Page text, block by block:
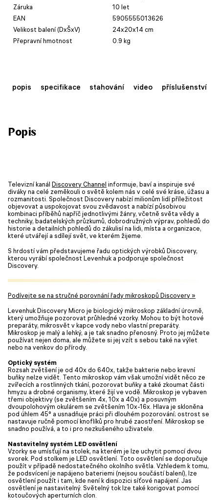
Záruka
10 let
EAN
5905555013626
Velikost balení (DxŠxV)
24x20x14 cm
Přepravní hmotnost
0.9 kg
popis specifikace stahování video příslušenství
Popis
Televizní kanál Discovery Channel informuje, baví a inspiruje své
diváky na celé zeměkouli o světě kolem nás v celé své kráse, úžasu a
rozmanitosti. Společnost Discovery nabízí milionům lidí příležitost
objevovat a uspokojovat svou zvědavost a nabízí působivou
kombinaci příběhů napříč jednotlivými žánry, včetně světa vědy a
techniky, badatelských průzkumů, dobrodružných výprav, pohledů do
historie a detailních pohledů do zákulisí na lidi, místa a organizace,
které utvářejí a sdílejí svět, ve kterém žijeme.
S hrdostí vám představujeme řadu optických výrobků Discovery,
kterou vyrábí společnost Levenhuk a podporuje společnost
Discovery.
Podívejte se na stručné porovnání řady mikroskopů Discovery »
Levenhuk Discovery Micro je biologický mikroskop základní úrovně,
který umožňuje pozorovat průhledné vzorky. Mohou to být hotové
preparáty, mikrosvět v kapce vody nebo vlastní preparáty.
Mikroskop je malý a lehký, a je tak snadno přenosný. Proto jej můžete
používat nejen doma, ale můžete si jej vzít s sebou také na výlet
nebo na venkov do přírody.
Optický systém
Rozsah zvětšení je od 40x do 640x, takže bakterie nebo krevní
buňky nelze vidět. Tento mikroskop vám však umožní vidět něco ze
zvířecích a rostlinných tkání, pozorovat buňky a také zkoumat části
hmyzu a drobné organismy, které žijí ve vodě. Mikroskop je vybaven
třemi objektivy (se zvětšením 4x, 10x a 40x) a posuvným
dvoupolohovým okulárem se zvětšením 10x-16x. Hlava je skloněna
pod úhlem 45° a usnadňuje práci při dlouhém pozorování; ostrost se
nastavuje ručně pomocí knoflíků pro hrubé zaostření. Mikroskop se
snadno používá, a to i pro nezkušeného uživatele.
Nastavitelný systém LED osvětlení
Vzorky se umísťují na stolek, na kterém je lze uchytit pomocí dvou
svorek. Pod stolkem je LED osvětlení. Toto osvětlení se doporučuje
použít v případě nedostatečného okolního světla. Vzhledem k tomu,
že podsvícení je napájeno bateriemi (nejsou součástí balení), lze
osvětlení použít i tam, kde není k dispozici síťové napájení. Jas
osvětlení je nastavitelný. Světelný tok lze také korigovat pomocí
kotoučových aperturních clon.